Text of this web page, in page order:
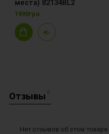
места) 82134BL2
1990грн.
Отзывы 0
Нет отзывов об этом товаре.